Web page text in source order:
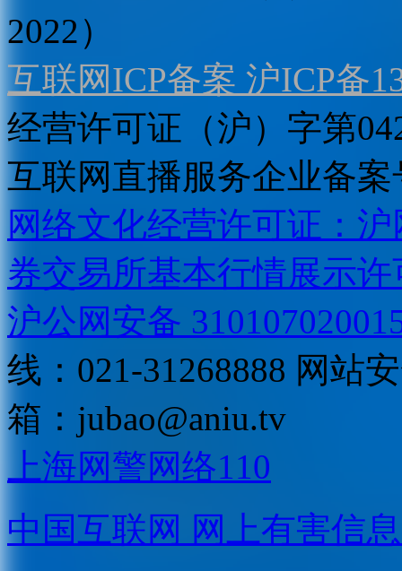
2022）
互联网ICP备案 沪ICP备
经营许可证（沪）字第
互联网直播服务企业备案
网络文化经营许可证：
券交易所基本行情展示许
沪公网安备
线：021-31268888 网站
箱： jubao@aniu.tv
上海网警网络110
中国互联网 网上有害信